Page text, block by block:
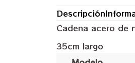
Descripción
Cadena acero de
35cm largo